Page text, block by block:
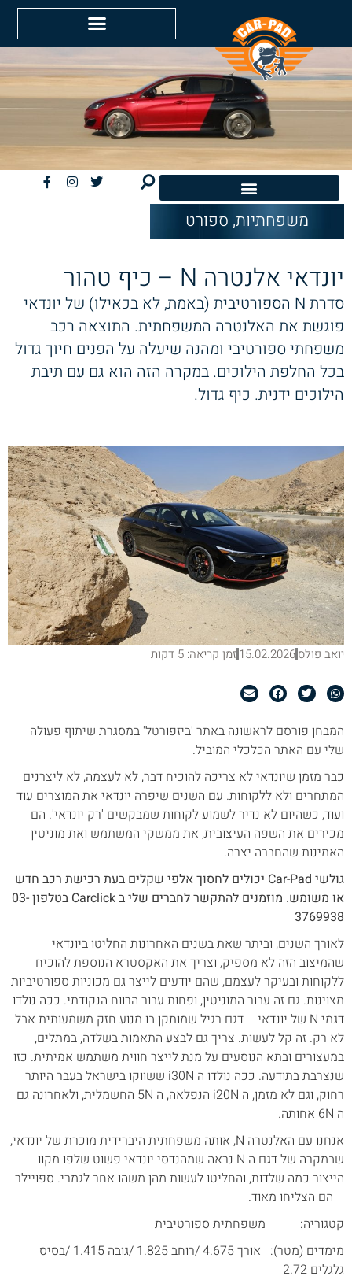
משפחתיות,ספורט
יונדאי אלנטרה N – כיף טהור
סדרת N הספורטיבית (באמת, לא בכאילו) של יונדאי
פוגשת את האלנטרה המשפחתית. התוצאה רכב
משפחתי ספורטיבי ומהנה שיעלה על הפנים חיוך גדול
בכל החלפת הילוכים. במקרה הזה הוא גם עם תיבת
הילוכים ידנית. כיף גדול.
יואב פולס15.02.2026זמן קריאה: 5 דקות
המבחן פורסם לראשונה באתר 'ביזפורטל' במסגרת שיתוף פעולה
שלי עם האתר הכלכלי המוביל.
כבר מזמן שיונדאי לא צריכה להוכיח דבר, לא לעצמה, לא ליצרנים
המתחרים ולא ללקוחות. עם השנים שיפרה יונדאי את המוצרים עוד
ועוד, כשהיום לא נדיר לשמוע לקוחות שמבקשים 'רק יונדאי'. הם
מכירים את השפה העיצובית, את ממשקי המשתמש ואת מוניטין
האמינות שהחברה יצרה.
גולשי Car-Pad יכולים לחסוך אלפי שקלים בעת רכישת רכב חדש
או משומש. מוזמנים להתקשר לחברים שלי ב Carclick בטלפון 03-
3769938
לאורך השנים, וביתר שאת בשנים האחרונות החליטו ביונדאי
שהמיצוב הזה לא מספיק, וצריך את האקסטרא הנוספת להוכיח
ללקוחות ובעיקר לעצמם, שהם יודעים לייצר גם מכוניות ספורטיביות
מצוינות. גם זה עבור המוניטין, ופחות עבור הרווח הנקודתי. ככה נולדו
דגמי N של יונדאי – דגם רגיל שמותקן בו מנוע חזק משמעותית אבל
לא רק. זה קל לעשות. צריך גם לבצע התאמות בשלדה, במתלים,
במעצורים ובתא הנוסעים על מנת לייצר חווית משתמש אמיתית. כזו
שנצרבת בתודעה. ככה נולדו ה i30N ששווקו בישראל בעבר היותר
רחוק, וגם לא מזמן, ה i20N הנפלאה, ה 5N החשמלית, ולאחרונה גם
ה 6N אחותה.
אנחנו עם האלנטרה N, אותה משפחתית היברידית מוכרת של יונדאי,
שבמקרה של דגם ה N נראה שמהנדסי יונדאי פשוט שלפו מקוו
הייצור כמה שלדות, והחליטו לעשות מהן משהו אחר לגמרי. ספויילר
– הם הצליחו מאוד.
קטגוריה: משפחתית ספורטיבית
מימדים (מטר): אורך 4.675 /רוחב 1.825 /גובה 1.415 /בסיס
גלגלים 2.72